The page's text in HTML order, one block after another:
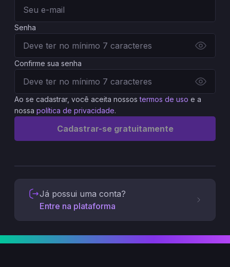
Senha
Confirme sua senha
Ao se cadastrar, você aceita nossos termos de uso e a
nossa política de privacidade.
Cadastrar-se gratuitamente
Já possui uma conta?
Entre na plataforma